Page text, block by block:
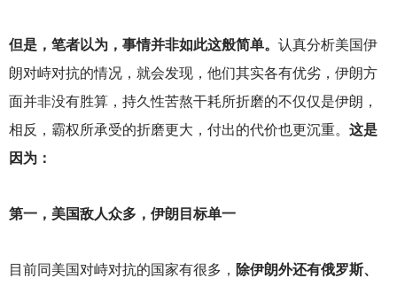
但是，笔者以为，事情并非如此这般简单。 认真分析美国伊
朗对峙对抗的情况，就会发现，他们其实各有优劣，伊朗方
面并非没有胜算，持久性苦熬干耗所折磨的不仅仅是伊朗，
相反，霸权所承受的折磨更大，付出的代价也更沉重。 这是
因为：
第一，美国敌人众多，伊朗目标单一
目前同美国对峙对抗的国家有很多， 除伊朗外还有俄罗斯、